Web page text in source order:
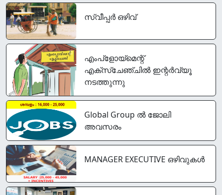
സ്വീപ്പര്‍ ഒഴിവ്
എംപ്‌ളോയ്‌മെന്റ്
എക്‌സ്‌ചേഞ്ചില്‍ ഇന്റർവ്യൂ
നടത്തുന്നു
Global Group ൽ ജോലി
അവസരം
MANAGER EXECUTIVE ഒഴിവുകൾ